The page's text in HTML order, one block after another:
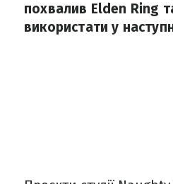
похвалив Elden Ring
використати у